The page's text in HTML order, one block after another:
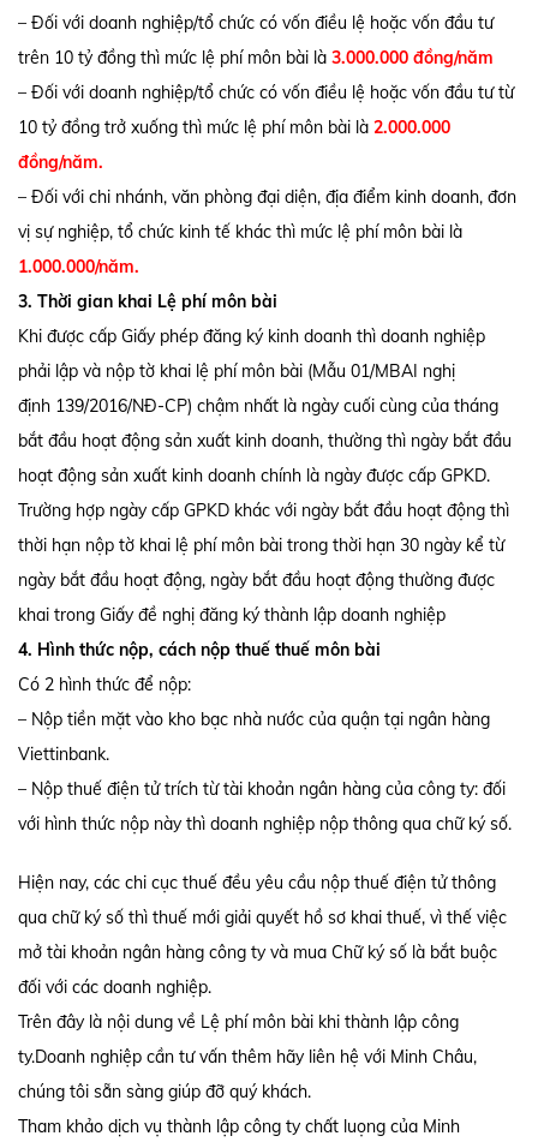
– Đối với doanh nghiệp/tổ chức có vốn điều lệ hoặc vốn đầu tư
trên 10 tỷ đồng thì mức lệ phí môn bài là 3.000.000 đồng/năm
– Đối với doanh nghiệp/tổ chức có vốn điều lệ hoặc vốn đầu tư từ
10 tỷ đồng trở xuống thì mức lệ phí môn bài là 2.000.000
đồng/năm.
– Đối với chi nhánh, văn phòng đại diện, địa điểm kinh doanh, đơn
vị sự nghiệp, tổ chức kinh tế khác thì mức lệ phí môn bài là
1.000.000/năm.
3. Thời gian khai Lệ phí môn bài
Khi được cấp Giấy phép đăng ký kinh doanh thì doanh nghiệp
phải lập và nộp tờ khai lệ phí môn bài (Mẫu 01/MBAI nghị
định 139/2016/NĐ-CP) chậm nhất là ngày cuối cùng của tháng
bắt đầu hoạt động sản xuất kinh doanh, thường thì ngày bắt đầu
hoạt động sản xuất kinh doanh chính là ngày được cấp GPKD.
Trường hợp ngày cấp GPKD khác với ngày bắt đầu hoạt động thì
thời hạn nộp tờ khai lệ phí môn bài trong thời hạn 30 ngày kể từ
ngày bắt đầu hoạt động, ngày bắt đầu hoạt động thường được
khai trong Giấy đề nghị đăng ký thành lập doanh nghiệp
4. Hình thức nộp, cách nộp thuế thuế môn bài
Có 2 hình thức để nộp:
– Nộp tiền mặt vào kho bạc nhà nước của quận tại ngân hàng
Viettinbank.
– Nộp thuế điện tử trích từ tài khoản ngân hàng của công ty: đối
với hình thức nộp này thì doanh nghiệp nộp thông qua chữ ký số.
Hiện nay, các chi cục thuế đều yêu cầu nộp thuế điện tử thông
qua chữ ký số thì thuế mới giải quyết hồ sơ khai thuế, vì thế việc
mở tài khoản ngân hàng công ty và mua Chữ ký số là bắt buộc
đối với các doanh nghiệp.
Trên đây là nội dung về Lệ phí môn bài khi thành lập công
ty.Doanh nghiệp cần tư vấn thêm hãy liên hệ với Minh Châu,
chúng tôi sẵn sàng giúp đỡ quý khách.
Tham khảo dịch vụ thành lập công ty chất luọng của Minh